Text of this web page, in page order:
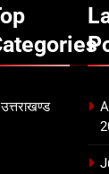
का डीएम ने
गुणवत्तापूर्ण
निर्देश,
उत्तराखण्ड